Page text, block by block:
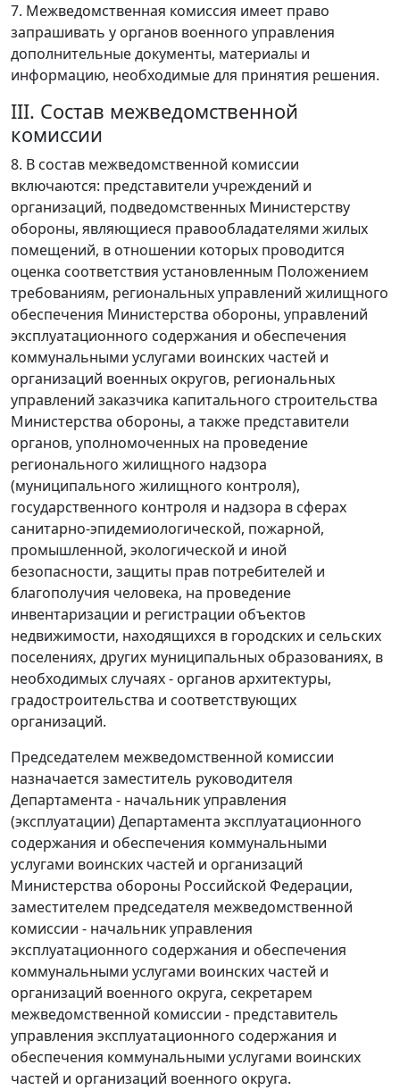
7. Межведомственная комиссия имеет право
запрашивать у органов военного управления
дополнительные документы, материалы и
информацию, необходимые для принятия решения.
III. Состав межведомственной
комиссии
8. В состав межведомственной комиссии
включаются: представители учреждений и
организаций, подведомственных Министерству
обороны, являющиеся правообладателями жилых
помещений, в отношении которых проводится
оценка соответствия установленным Положением
требованиям, региональных управлений жилищного
обеспечения Министерства обороны, управлений
эксплуатационного содержания и обеспечения
коммунальными услугами воинских частей и
организаций военных округов, региональных
управлений заказчика капитального строительства
Министерства обороны, а также представители
органов, уполномоченных на проведение
регионального жилищного надзора
(муниципального жилищного контроля),
государственного контроля и надзора в сферах
санитарно-эпидемиологической, пожарной,
промышленной, экологической и иной
безопасности, защиты прав потребителей и
благополучия человека, на проведение
инвентаризации и регистрации объектов
недвижимости, находящихся в городских и сельских
поселениях, других муниципальных образованиях, в
необходимых случаях - органов архитектуры,
градостроительства и соответствующих
организаций.
Председателем межведомственной комиссии
назначается заместитель руководителя
Департамента - начальник управления
(эксплуатации) Департамента эксплуатационного
содержания и обеспечения коммунальными
услугами воинских частей и организаций
Министерства обороны Российской Федерации,
заместителем председателя межведомственной
комиссии - начальник управления
эксплуатационного содержания и обеспечения
коммунальными услугами воинских частей и
организаций военного округа, секретарем
межведомственной комиссии - представитель
управления эксплуатационного содержания и
обеспечения коммунальными услугами воинских
частей и организаций военного округа.